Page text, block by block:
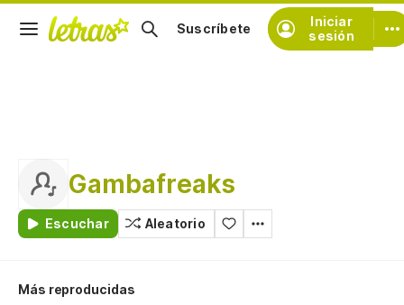
Iniciar
sesión
Suscríbete
Gambafreaks
Escuchar Aleatorio
Más reproducidas